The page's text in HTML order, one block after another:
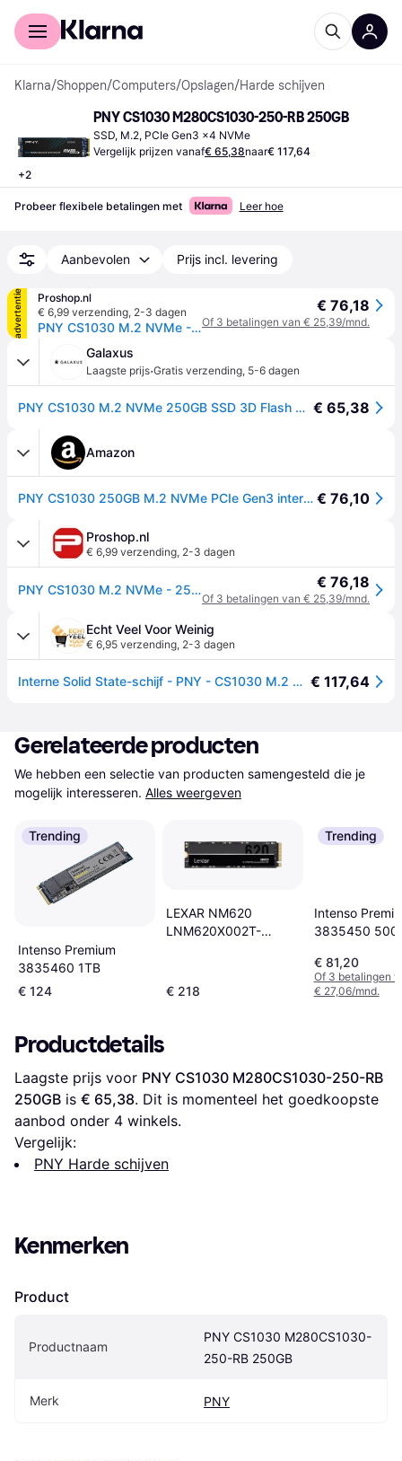
Voor shoppers
Klarna/Shoppen/Computers/Opslagen/Harde schijven
+2
PNY CS1030 M280CS1030-250-RB 250GB
SSD, M.2, PCIe Gen3 x4 NVMe
Vergelijk prijzen vanaf€ 65,38naar€ 117,64
Probeer flexibele betalingen met Leer hoe
Aanbevolen Prijs incl. levering
advertentie
Proshop.nl
€ 6,99 verzending, 2-3 dagen
PNY CS1030 M.2 NVMe - 250GB
€ 76,18
Of 3 betalingen van € 25,39/mnd.
Galaxus
Laagste prijs·Gratis verzending, 5-6 dagen
PNY CS1030 M.2 NVMe 250GB SSD 3D Flash Geheugen PCIe Gen3 x4 (250GB, M.2 2280), SSD € 65,38
Amazon
PNY CS1030 250GB M.2 NVMe PCIe Gen3 interne SSD € 76,10
Proshop.nl
€ 6,99 verzending, 2-3 dagen
PNY CS1030 M.2 NVMe - 250GB € 76,18
Of 3 betalingen van € 25,39/mnd.
Echt Veel Voor Weinig
€ 6,95 verzending, 2-3 dagen
Interne Solid State-schijf - PNY - CS1030 M.2 GEN3 - 250 GB - NVMe (M280CS1030-250-RB) € 117,64
Gerelateerde producten
We hebben een selectie van producten samengesteld die je
mogelijk interesseren. Alles weergeven
Trending
Intenso Premium
3835460 1TB
€ 124
LEXAR NM620
LNM620X002T-
€ 218
Trending
Intenso
3835450
€ 81,20
Of 3 betalingen
€ 27,06/mnd.
Productdetails
Laagste prijs voor PNY CS1030 M280CS1030-250-RB
250GB is € 65,38. Dit is momenteel het goedkoopste
aanbod onder 4 winkels.
Vergelijk:
PNY Harde schijven
Kenmerken
Product
Productnaam
PNY CS1030 M280CS1030-
250-RB 250GB
Merk PNY